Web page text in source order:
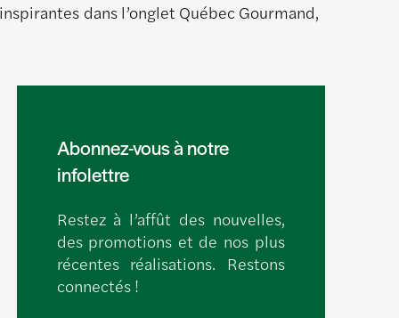
dans l’onglet Québec Gourmand,
Abonnez-vous à notre
infolettre
Restez à l’affût des nouvelles,
des promotions et de nos plus
récentes réalisations. Restons
connectés !